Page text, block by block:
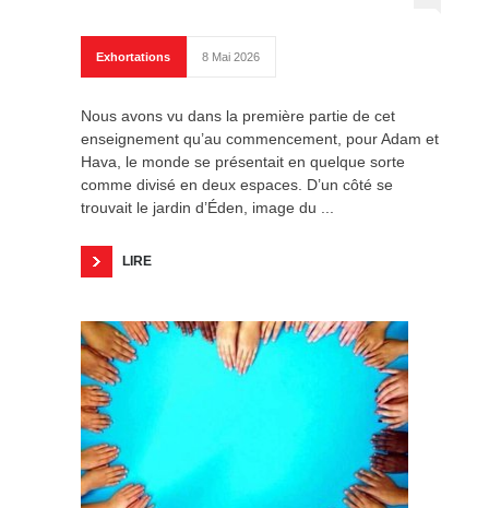
Exhortations 8 Mai 2026
Nous avons vu dans la première partie de cet
enseignement qu’au commencement, pour Adam et
Hava, le monde se présentait en quelque sorte
comme divisé en deux espaces. D’un côté se
trouvait le jardin d’Éden, image du ...
LIRE